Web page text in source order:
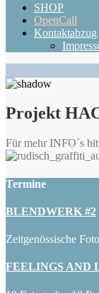
SHOP
OpenCall
Kontaktabzug
Projekt
Für mehr INFO´s
Termine
BLENDWERK #2
Zeitgenössische
FEELINGS AND